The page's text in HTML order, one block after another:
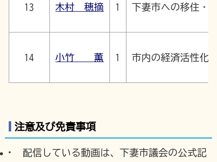
13 木村 穂摘 1 下妻市への移住・
14 小竹 薫 1 市内の経済活性化
注意及び免責事項
配信している動画は、下妻市議会の公式記